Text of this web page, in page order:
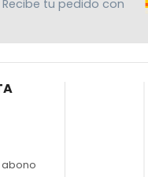
Recibe tu pedido con
abono